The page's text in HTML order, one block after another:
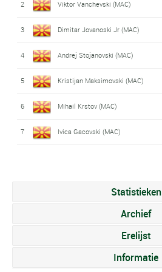
2 Viktor Vanchevski (MAC)
3 Dimitar Jovanoski Jr (MAC)
4 Andrej Stojanovski (MAC)
5 Kristijan Maksimovski (MAC)
6 Mihail Krstov (MAC)
7 Ivica Gacovski (MAC)
Statistieken
Archief
Erelijst
Informatie